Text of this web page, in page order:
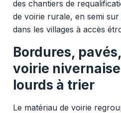
des chantiers de
de voirie rurale, en semi
dans les villages à accès
Bordures,
voirie
lourds à trier
Le matériau de voirie